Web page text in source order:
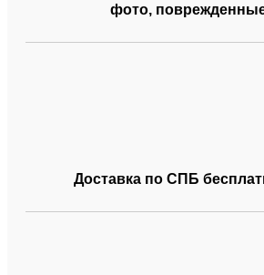
фото, поврежденные
Доставка по СПБ